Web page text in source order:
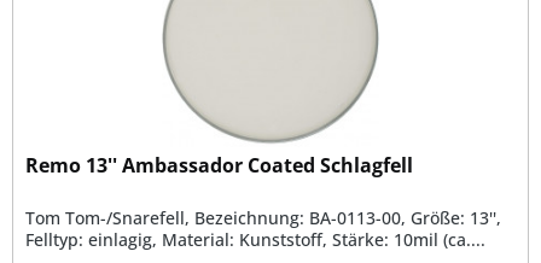
Remo 13'' Ambassador Coated Schlagfell
Tom Tom-/Snarefell, Bezeichnung: BA-0113-00, Größe: 13'',
Felltyp: einlagig, Material: Kunststoff, Stärke: 10mil (ca....